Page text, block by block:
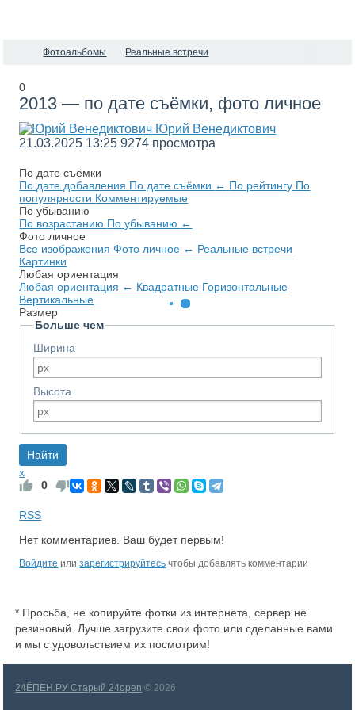
Фотоальбомы Реальные встречи
0
2013 — по дате съёмки, фото личное
Юрий Венедиктович
21.03.2025 13:25 9274 просмотра
По дате съёмки
По дате добавления По дате съёмки ← По рейтингу По
популярности Комментируемые
По убыванию
По возрастанию По убыванию ←
Фото личное
Все изображенияФото личное ← Реальные встречи
Картинки
Любая ориентация
Любая ориентация ← Квадратные Горизонтальные
Вертикальные
Размер
Больше чем
Ширина
Высота
x
0
RSS
Нет комментариев. Ваш будет первым!
Войдите илизарегистрируйтесь чтобы добавлять комментарии
* Просьба, не копируйте фотки из интернета, сервер не
резиновый. Лучше загрузите свои фото или сделанные вами
и мы с удовольствием их посмотрим!
24ЁПЕН.РУ Старый 24open © 2026